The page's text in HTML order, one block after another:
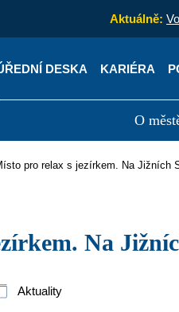
Aktuálně:
DESKA KARIÉRA
O
Úřední deska
Místo pro relax s jezírkem. Na Jižních
Na
Aktuality